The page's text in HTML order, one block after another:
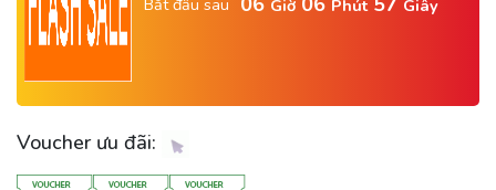
Giờ Phút Giây
Voucher ưu đãi: